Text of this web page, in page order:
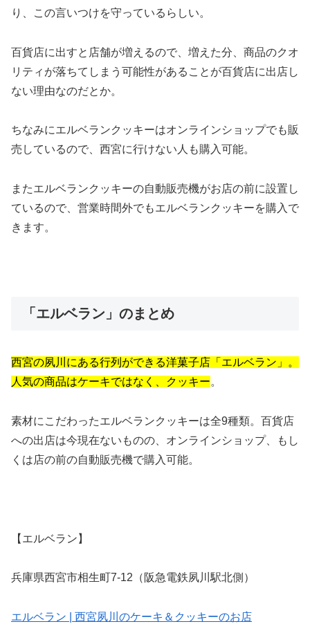
り、この言いつけを守っているらしい。
百貨店に出すと店舗が増えるので、増えた分、商品のクオ
リティが落ちてしまう可能性があることが百貨店に出店し
ない理由なのだとか。
ちなみにエルベランクッキーはオンラインショップでも販
売しているので、西宮に行けない人も購入可能。
またエルベランクッキーの自動販売機がお店の前に設置し
ているので、営業時間外でもエルベランクッキーを購入で
きます。
「エルベラン」のまとめ
西宮の夙川にある行列ができる洋菓子店「エルベラン」。
人気の商品はケーキではなく、クッキー。
素材にこだわったエルベランクッキーは全9種類。百貨店
への出店は今現在ないものの、オンラインショップ、もし
くは店の前の自動販売機で購入可能。
【エルベラン】
兵庫県西宮市相生町7-12（阪急電鉄夙川駅北側）
エルベラン | 西宮夙川のケーキ＆クッキーのお店